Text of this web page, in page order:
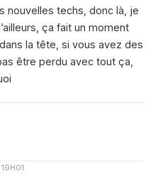
nouvelles techs, donc là, je
ça fait un moment
la tête, si vous avez des
être perdu avec tout ça,